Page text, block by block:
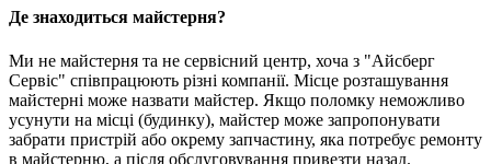
Де знаходиться майстерня?
Ми не майстерня та не сервісний центр, хоча з "Айсберг
Сервіс" співпрацюють різні компанії. Місце розташування
майстерні може назвати майстер. Якщо поломку неможливо
усунути на місці (будинку), майстер може запропонувати
забрати пристрій або окрему запчастину, яка потребує ремонту
в майстерню, а після обслуговування привезти назад.